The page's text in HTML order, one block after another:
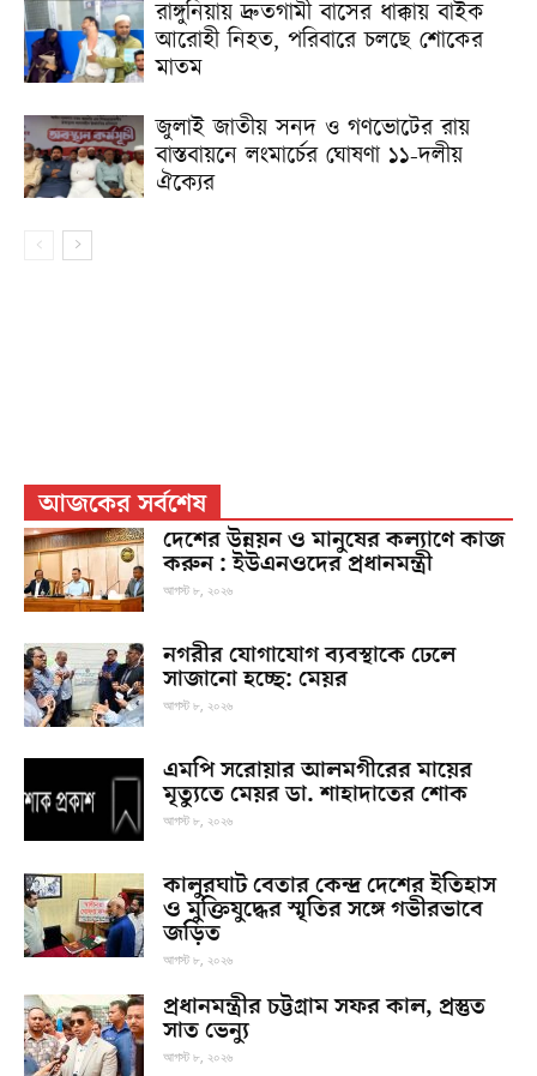
রাঙ্গুনিয়ায় দ্রুতগামী বাসের ধাক্কায় বাইক
আরোহী নিহত, পরিবারে চলছে শোকের
মাতম
জুলাই জাতীয় সনদ ও গণভোটের রায়
বাস্তবায়নে লংমার্চের ঘোষণা ১১-দলীয়
ঐক্যের
আজকের সর্বশেষ
দেশের উন্নয়ন ও মানুষের কল্যাণে কাজ
করুন : ইউএনওদের প্রধানমন্ত্রী
আগস্ট ৮, ২০২৬
নগরীর যোগাযোগ ব্যবস্থাকে ঢেলে
সাজানো হচ্ছে: মেয়র
আগস্ট ৮, ২০২৬
এমপি সরোয়ার আলমগীরের মায়ের
মৃত্যুতে মেয়র ডা. শাহাদাতের শোক
আগস্ট ৮, ২০২৬
কালুরঘাট বেতার কেন্দ্র দেশের ইতিহাস
ও মুক্তিযুদ্ধের স্মৃতির সঙ্গে গভীরভাবে
জড়িত
আগস্ট ৮, ২০২৬
প্রধানমন্ত্রীর চট্টগ্রাম সফর কাল, প্রস্তুত
সাত ভেন্যু
আগস্ট ৮, ২০২৬